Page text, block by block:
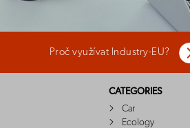
Proč využívat Industry-EU?
CATEGORIES
Car
Ecology